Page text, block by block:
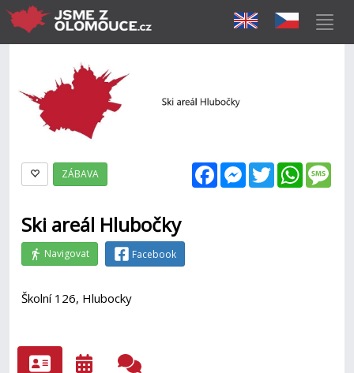
FacebookMessenger
Twitter
ZÁBAVA
Ski areál Hlubočky
Navigovat Facebook
Školní 126, Hlubocky